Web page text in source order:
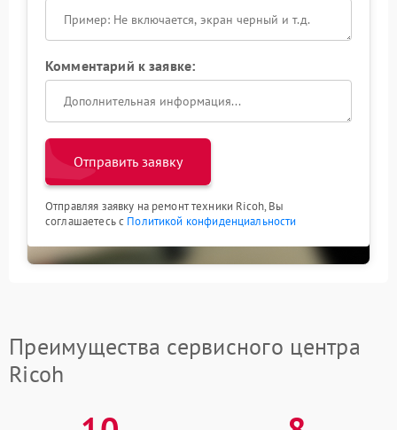
Комментарий к заявке:
Отправить заявку
Отправляя заявку на ремонт техники Ricoh, Вы
соглашаетесь с Политикой конфиденциальности
Преимущества сервисного центра
Ricoh